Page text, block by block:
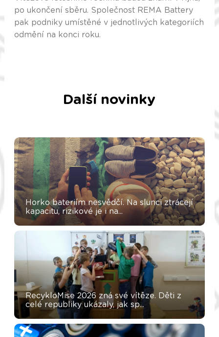
po ukončení sběru. Společnost REMA Battery
pak podniky umístěné v jednotlivých kategoriích
odmění na konci roku.
Další novinky
Horko bateriím nesvědčí. Na slunci ztrácejí
kapacitu, rizikové je i na...
RecykloMise 2026 zná své vítěze. Děti z
celé republiky ukázaly, jak sp...